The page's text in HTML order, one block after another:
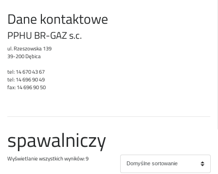
Dane kontaktowe
PPHU BR-GAZ s.c.
ul. Rzeszowska 139
39-200 Dębica
tel: 14 670 43 67
tel: 14 696 90 49
fax: 14 696 90 50
spawalniczy
Wyświetlanie wszystkich wyników: 9